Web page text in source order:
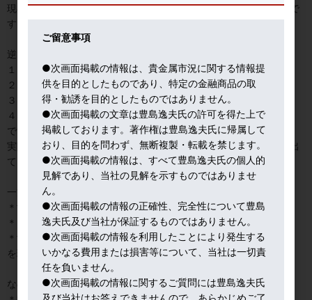
現在は中央銀行の買い需要がかなり強く、これは金の下支え要因で
す。
逆に、金が下がりやすい条件は
１．米国金利が高止まり・再利上げ
２．ドル高
３．株高で「安全資産」の需要低下
４．地政学的リスク後退
です。
実際、市場では「高金利が続くなら金は調整する」という見方も出
ております。
一方で、強気派は
＊世界の中央銀行が金を買い続けている
＊ドル離れ
＊世界不安
を理由に、長期ではまだ上を見ています。
なので整理すると
ご留意事項
●次画面掲載の情報は、貴金属市況に関する情報提
供を目的としたものであり、特定の金融商品の取
得・勧誘を目的としたものではありません。
●次画面掲載の文章は豊島逸夫氏の許可を得た上で
掲載しております。著作権は豊島逸夫氏に帰属して
おり、目的を問わず、無断複製・転載を禁じます。
●次画面掲載の情報は、すべて豊島逸夫氏の個人的
見解であり、当社の見解を示すものではありませ
ん。
●次画面掲載の情報の正確性、完全性について豊島
逸夫氏及び当社が保証するものではありません。
●次画面掲載の情報を利用したことにより発生する
いかなる費用または損害等について、当社は一切責
任を負いません。
●次画面掲載の情報に関するご質問には豊島逸夫氏